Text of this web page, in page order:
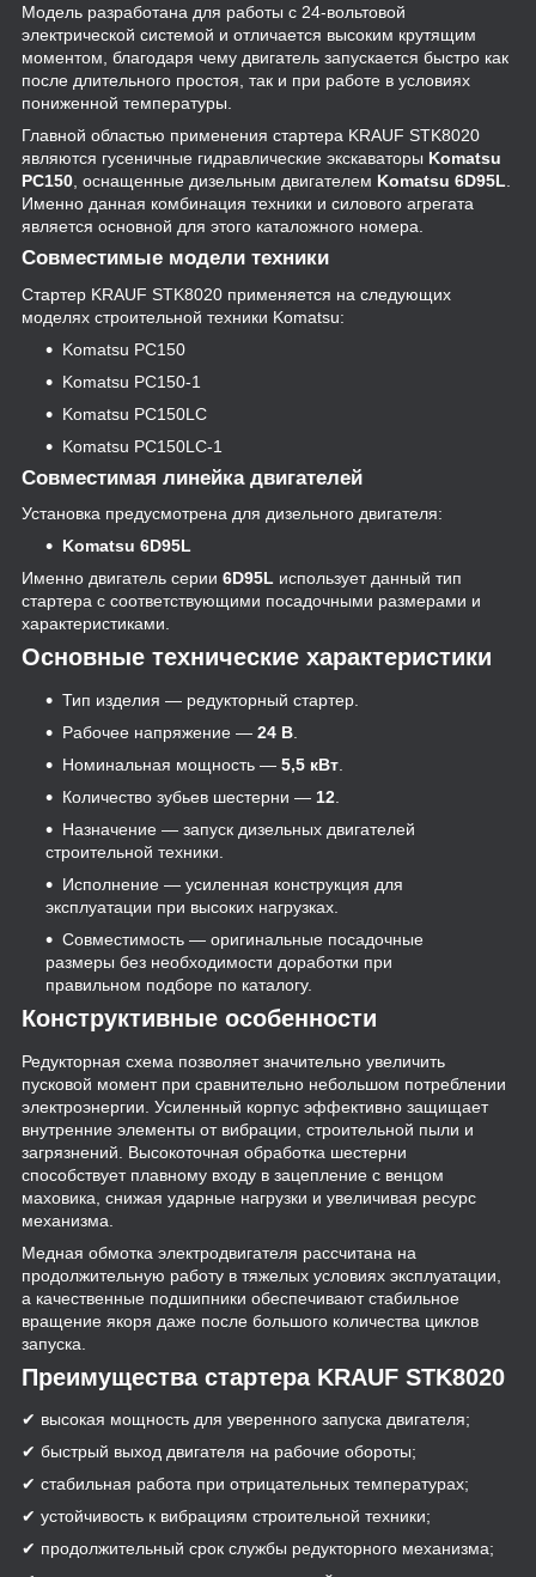
Модель разработана для работы с 24-вольтовой
электрической системой и отличается высоким крутящим
моментом, благодаря чему двигатель запускается быстро как
после длительного простоя, так и при работе в условиях
пониженной температуры.
Главной областью применения стартера KRAUF STK8020
являются гусеничные гидравлические экскаваторы Komatsu
PC150 , оснащенные дизельным двигателем Komatsu 6D95L
Именно данная комбинация техники и силового агрегата
является основной для этого каталожного номера.
Совместимые модели техники
Стартер KRAUF STK8020 применяется на следующих
моделях строительной техники Komatsu:
Komatsu PC150
Komatsu PC150-1
Komatsu PC150LC
Komatsu PC150LC-1
Совместимая линейка двигателей
Установка предусмотрена для дизельного двигателя:
Komatsu 6D95L
Именно двигатель серии 6D95L использует данный тип
стартера с соответствующими посадочными размерами и
характеристиками.
Основные технические характеристики
Тип изделия — редукторный стартер.
Рабочее напряжение — 24 В
Номинальная мощность — 5,5 кВт
Количество зубьев шестерни — 12
Назначение — запуск дизельных двигателей
строительной техники.
Исполнение — усиленная конструкция для
эксплуатации при высоких нагрузках.
Совместимость — оригинальные посадочные
размеры без необходимости доработки при
правильном подборе по каталогу.
Конструктивные особенности
Редукторная схема позволяет значительно увеличить
пусковой момент при сравнительно небольшом потреблении
электроэнергии. Усиленный корпус эффективно защищает
внутренние элементы от вибрации, строительной пыли и
загрязнений. Высокоточная обработка шестерни
способствует плавному входу в зацепление с венцом
маховика, снижая ударные нагрузки и увеличивая ресурс
механизма.
Медная обмотка электродвигателя рассчитана на
продолжительную работу в тяжелых условиях эксплуатации,
а качественные подшипники обеспечивают стабильное
вращение якоря даже после большого количества циклов
запуска.
Преимущества стартера KRAUF STK8020
✔ высокая мощность для уверенного запуска двигателя;
✔ быстрый выход двигателя на рабочие обороты;
✔ стабильная работа при отрицательных температурах;
✔ устойчивость к вибрациям строительной техники;
✔ продолжительный срок службы редукторного механизма;